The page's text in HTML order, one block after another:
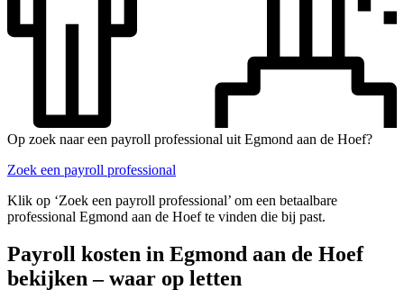
Op zoek naar een payroll professional uit Egmond aan de Hoef?
Zoek een payroll professional
Klik op ‘Zoek een payroll professional’ om een betaalbare
professional Egmond aan de Hoef te vinden die bij past.
Payroll kosten in Egmond aan de Hoef
bekijken – waar op letten